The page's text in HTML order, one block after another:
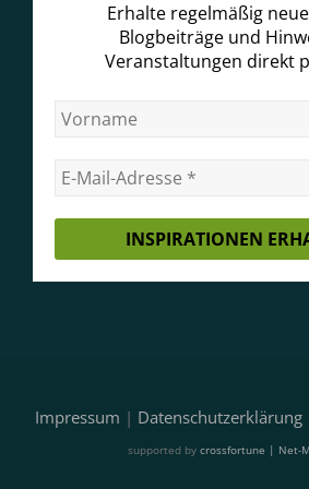
Erhalte regelmäßig
Blogbeiträge und
Veranstaltungen direkt
Impressum | Datenschutzerklärung
supported by crossfortune | Net-